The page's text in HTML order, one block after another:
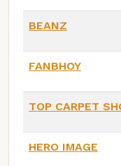
BEANZ
FANBHOY
TOP CARPET
HERO IMAGE